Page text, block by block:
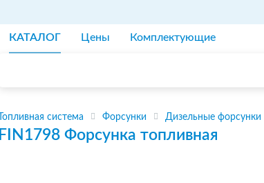
КАТАЛОГ Цены Комплектующие
Топливная система Форсунки Дизельные форсунки
FIN1798 Форсунка топливная